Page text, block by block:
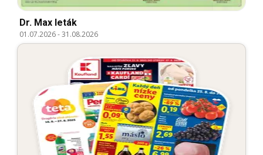
Dr. Max leták
01.07.2026-31.08.2026